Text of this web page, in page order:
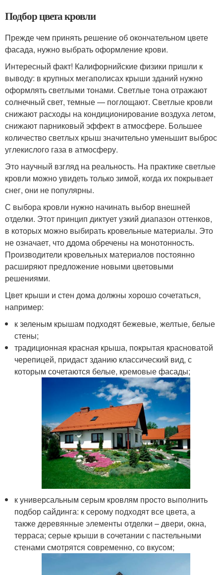
Подбор цвета кровли
Прежде чем принять решение об окончательном цвете
фасада, нужно выбрать оформление крови.
Интересный факт! Калифорнийские физики пришли к
выводу: в крупных мегаполисах крыши зданий нужно
оформлять светлыми тонами. Светлые тона отражают
солнечный свет, темные — поглощают. Светлые кровли
снижают расходы на кондиционирование воздуха летом,
снижают парниковый эффект в атмосфере. Большее
количество светлых крыш значительно уменьшит выброс
углекислого газа в атмосферу.
Это научный взгляд на реальность. На практике светлые
кровли можно увидеть только зимой, когда их покрывает
снег, они не популярны.
С выбора кровли нужно начинать выбор внешней
отделки. Этот принцип диктует узкий диапазон оттенков,
в которых можно выбирать кровельные материалы. Это
не означает, что ддома обречены на монотонность.
Производители кровельных материалов постоянно
расширяют предложение новыми цветовыми
решениями.
Цвет крыши и стен дома должны хорошо сочетаться,
например:
к зеленым крышам подходят бежевые, желтые, белые
стены;
традиционная красная крыша, покрытая красноватой
черепицей, придаст зданию классический вид, с
которым сочетаются белые, кремовые фасады;
к универсальным серым кровлям просто выполнить
подбор сайдинга: к серому подходят все цвета, а
также деревянные элементы отделки – двери, окна,
терраса; серые крыши в сочетании с пастельными
стенами смотрятся современно, со вкусом;